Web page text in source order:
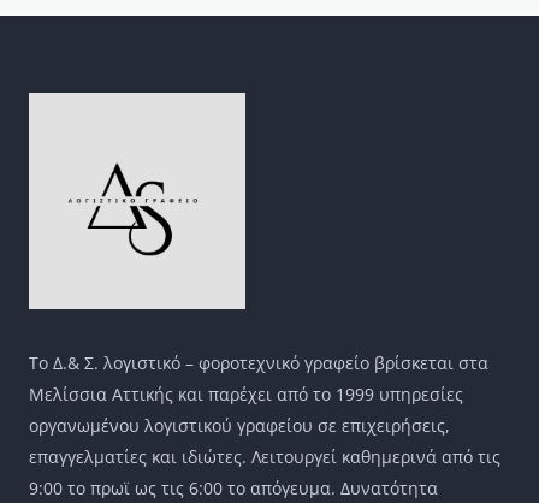
Το Δ.& Σ. λογιστικό – φοροτεχνικό γραφείο βρίσκεται στα
Μελίσσια Αττικής και παρέχει από το 1999 υπηρεσίες
οργανωμένου λογιστικού γραφείου σε επιχειρήσεις,
επαγγελματίες και ιδιώτες. Λειτουργεί καθημερινά από τις
9:00 το πρωϊ ως τις 6:00 το απόγευμα. Δυνατότητα